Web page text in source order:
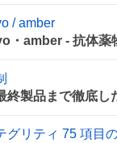
/ amber
・amber - 抗体薬
終製品まで徹底
グリティ 75 項目